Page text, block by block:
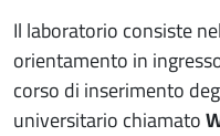
Il laboratorio consiste
orientamento in
corso di inserimento
universitario chiamato